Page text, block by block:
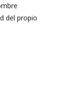
del propio